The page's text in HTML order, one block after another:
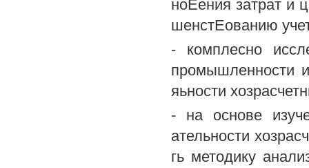
ноЕения затрат и
шенстЕованию
- комплесно
промышленности
яьности
- на основе
ательности
гь методику